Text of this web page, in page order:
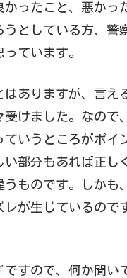
ったこと、悪か
としている方、警
ています。
ありますが、言え
けました。なの
ていうところがポ
部分もあれば正し
ものです。しかも
が生じているので
すので、何か聞い